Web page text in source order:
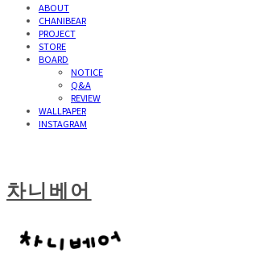
ABOUT
CHANIBEAR
PROJECT
STORE
BOARD
NOTICE
Q&A
REVIEW
WALLPAPER
INSTAGRAM
차니베어